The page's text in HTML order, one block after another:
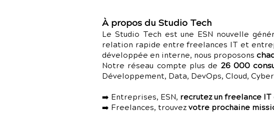
À propos du Studio Tech
Le Studio Tech est une ESN nouvelle
relation rapide entre freelances IT et
développée en interne, nous proposons
Notre réseau compte plus de 26 000
Développement, Data, DevOps, Cloud,
➡️ Entreprises, ESN, recrutez un freelance IT
➡️ Freelances, trouvezvotre prochaine